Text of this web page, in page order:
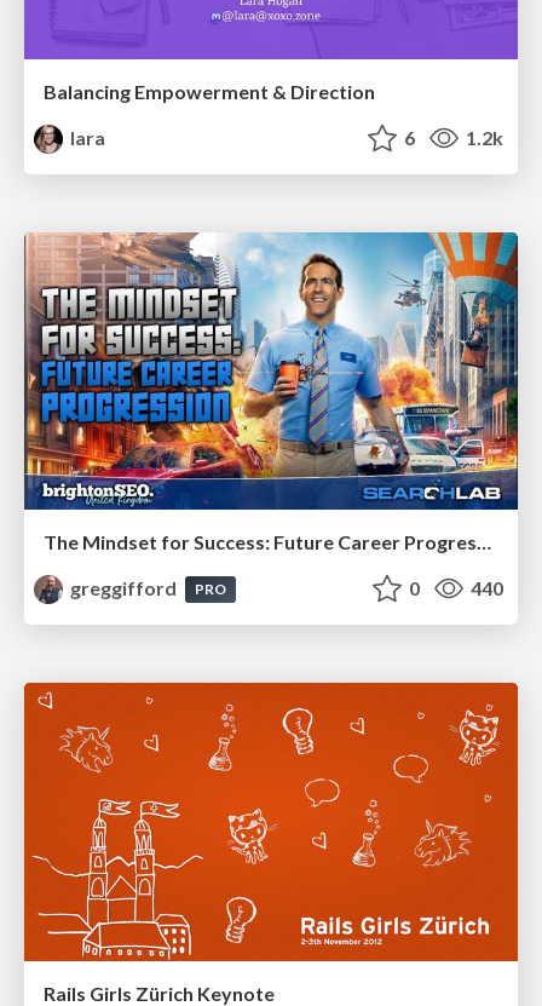
Balancing Empowerment & Direction
lara
6 1.2k
The Mindset for Success: Future Career Progression
greggifford
PRO 0 440
Rails Girls Zürich Keynote